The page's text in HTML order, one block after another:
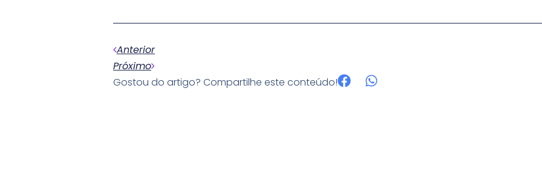
Anterior
Próximo
Gostou do artigo? Compartilhe este conteúdo!